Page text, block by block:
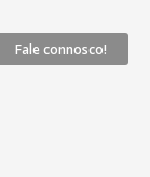
Fale connosco!